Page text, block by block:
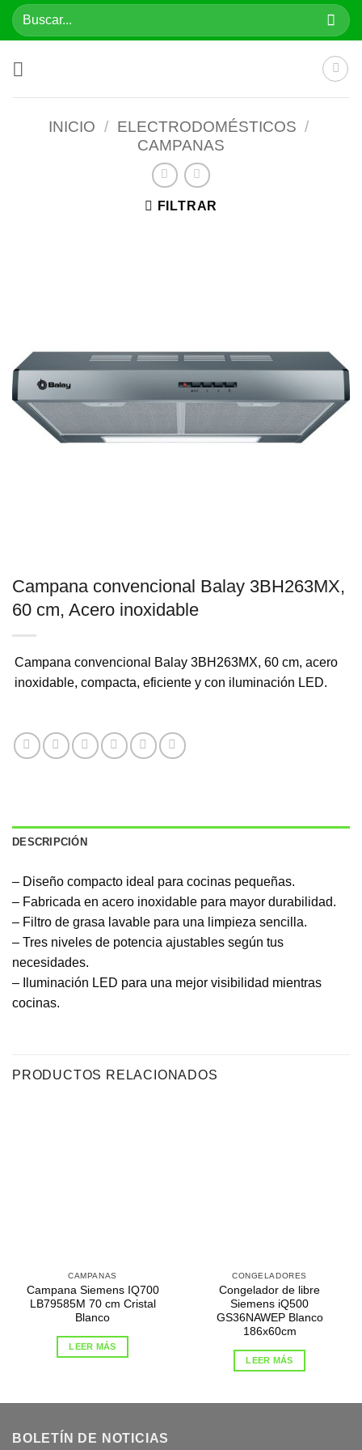
SaltarBuscar
por:
INICIO / ELECTRODOMÉSTICOS /
CAMPANAS
FILTRAR
Campana convencional Balay 3BH263MX,
60 cm, Acero inoxidable
Campana convencional Balay 3BH263MX, 60 cm, acero
inoxidable, compacta, eficiente y con iluminación LED.
DESCRIPCIÓN
– Diseño compacto ideal para cocinas pequeñas.
– Fabricada en acero inoxidable para mayor durabilidad.
– Filtro de grasa lavable para una limpieza sencilla.
– Tres niveles de potencia ajustables según tus
necesidades.
– Iluminación LED para una mejor visibilidad mientras
cocinas.
PRODUCTOS RELACIONADOS
CAMPANAS
Campana Siemens IQ700
LB79585M 70 cm Cristal
Blanco
LEER MÁS
CONGELADORES
Congelador de libre
Siemens iQ500
GS36NAWEP Blanco
186x60cm
LEER MÁS
BOLETÍN DE NOTICIAS